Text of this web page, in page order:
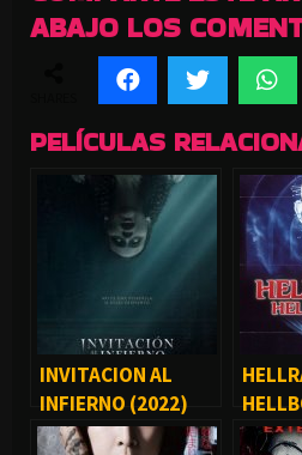
ABAJO LOS
PELÍCULAS
INVITACION AL
INFIERNO (2022)